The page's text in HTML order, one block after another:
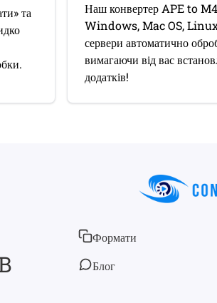
та
Наш конвертер APE to
Windows, Mac OS,
сервери автоматично
вимагаючи від вас
додатків!
Формати
Блог